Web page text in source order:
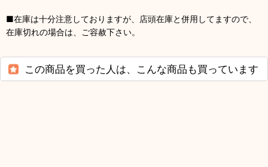
■在庫は十分注意しておりますが、店頭在庫と併用してますので、
在庫切れの場合は、ご容赦下さい。
この商品を買った人は、こんな商品も買っています